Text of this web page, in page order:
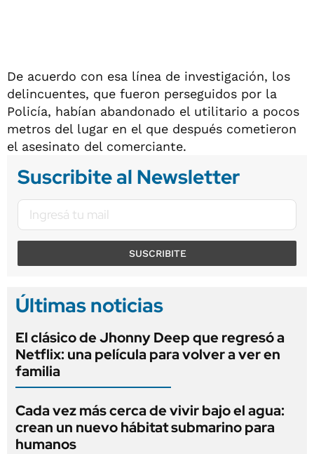
De acuerdo con esa línea de investigación, los
delincuentes, que fueron perseguidos por la
Policía, habían abandonado el utilitario a pocos
metros del lugar en el que después cometieron
el asesinato del comerciante.
Suscribite al Newsletter
SUSCRIBITE
Últimas noticias
El clásico de Jhonny Deep que regresó a
Netflix: una película para volver a ver en
familia
Cada vez más cerca de vivir bajo el agua:
crean un nuevo hábitat submarino para
humanos